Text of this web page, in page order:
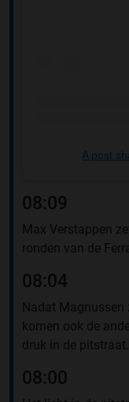
A post
08:09
Max Verstappen
ronden van de
08:04
Nadat Magnussen
komen ook de
druk in de pitstraat.
08:00